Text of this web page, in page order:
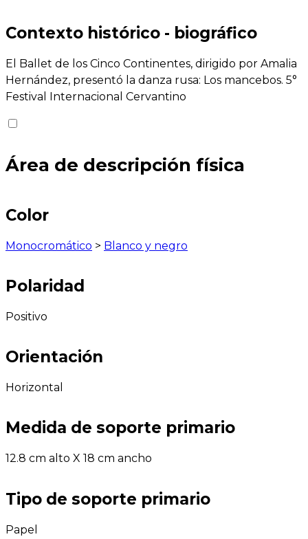
Contexto histórico - biográfico
El Ballet de los Cinco Continentes, dirigido por Amalia
Hernández, presentó la danza rusa: Los mancebos. 5°
Festival Internacional Cervantino
Área de descripción física
Color
Monocromático > Blanco y negro
Polaridad
Positivo
Orientación
Horizontal
Medida de soporte primario
12.8 cm alto X 18 cm ancho
Tipo de soporte primario
Papel